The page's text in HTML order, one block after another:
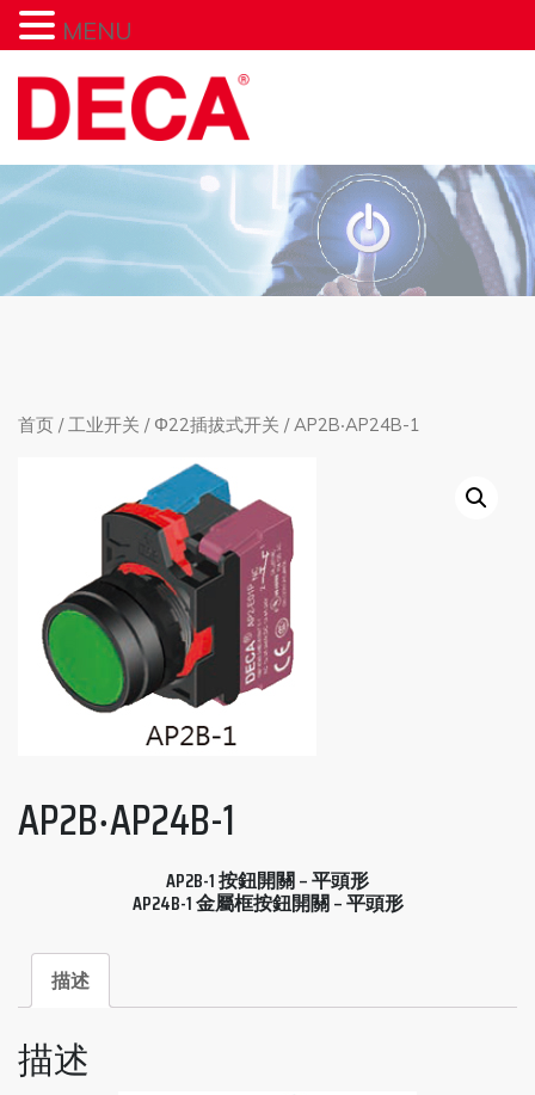
首页 /工业开关 / Φ22插拔式开关 / AP2B‧AP24B-1
AP2B‧AP24B-1
AP2B-1 按鈕開關 – 平頭形
AP24B-1 金屬框按鈕開關 – 平頭形
描述
描述
MENU